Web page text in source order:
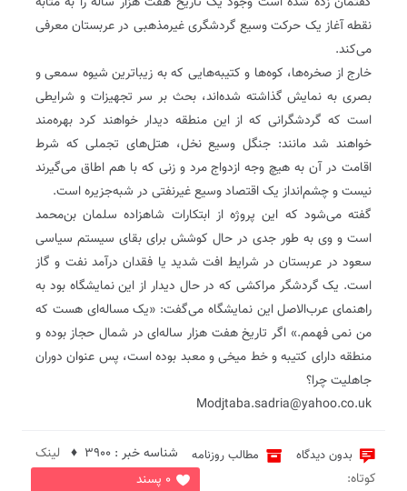
نقطه آغاز یک حرکت وسیع گردشگری غیرمذهبی در عربستان معرفی
می‌کند.
خارج از صخره‌ها، کوه‌ها و کتیبه‌هایی که به زیباترین شیوه سمعی و
بصری به نمایش گذاشته شده‌اند، بحث بر سر تجهیزات و شرایطی
است که گردشگرانی که از این منطقه دیدار خواهند کرد بهره‌مند
خواهند شد مانند: جنگل وسیع نخل، هتل‌های تجملی که شرط
اقامت در آن به هیچ وجه ازدواج مرد و زنی که با هم اطاق می‌گیرند
نیست و چشم‌انداز یک اقتصاد وسیع غیرنفتی در شبه‌جزیره است.
گفته می‌شود که این پروژه از ابتکارات شاهزاده سلمان بن‌محمد
است و وی به طور جدی در حال کوشش برای بقای سیستم سیاسی
سعود در عربستان در شرایط افت شدید یا فقدان درآمد نفت و گاز
است. یک گردشگر مراکشی که در حال دیدار از این نمایشگاه بود به
راهنمای عرب‌الاصل این نمایشگاه می‌گفت: «یک مساله‌ای هست که
من نمی فهمم.» اگر تاریخ هفت هزار ساله‌ای در شمال حجاز بوده و
منطقه دارای کتیبه و خط میخی و معبد بوده است، پس عنوان دوران
جاهلیت چرا؟
Modjtaba.sadria@yahoo.co.uk
بدون دیدگاه مطالب روزنامه
0 پسند
شناسه خبر : 3900 ♦
لینک
کوتاه: